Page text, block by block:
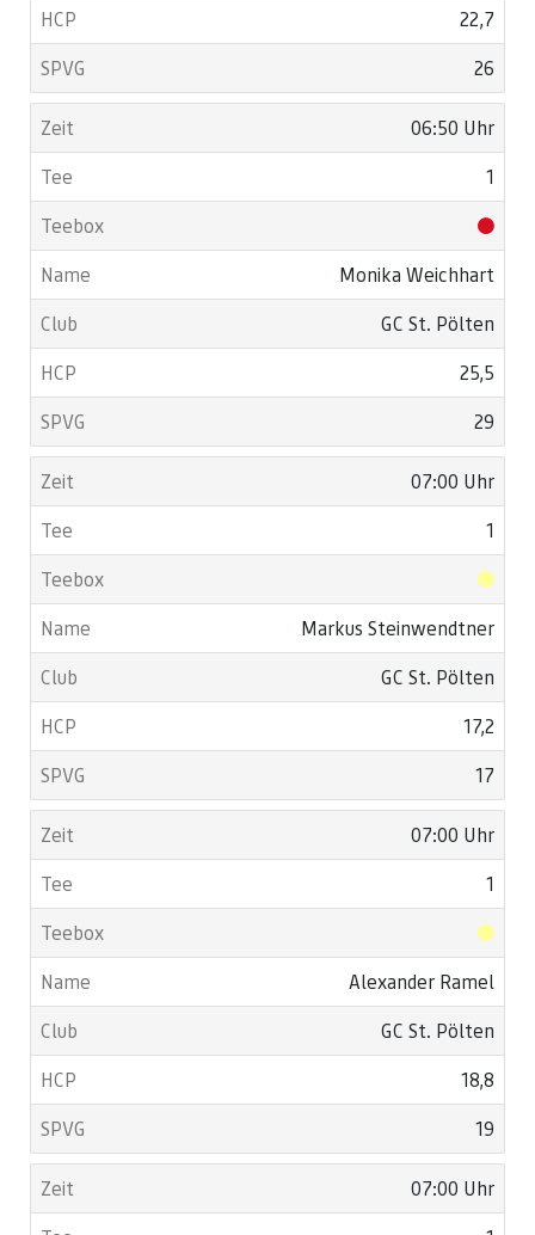
22,7
26
06:50 Uhr
1
Monika Weichhart
GC St. Pölten
25,5
29
07:00 Uhr
1
Markus Steinwendtner
GC St. Pölten
17,2
17
07:00 Uhr
1
Alexander Ramel
GC St. Pölten
18,8
19
07:00 Uhr